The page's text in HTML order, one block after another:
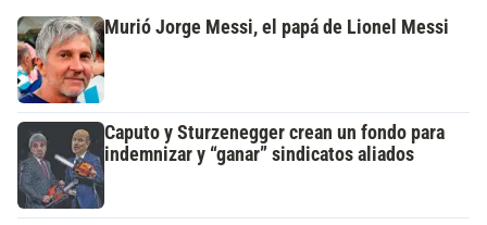
Murió Jorge Messi, el papá de Lionel Messi
Caputo y Sturzenegger crean un fondo para
indemnizar y “ganar” sindicatos aliados